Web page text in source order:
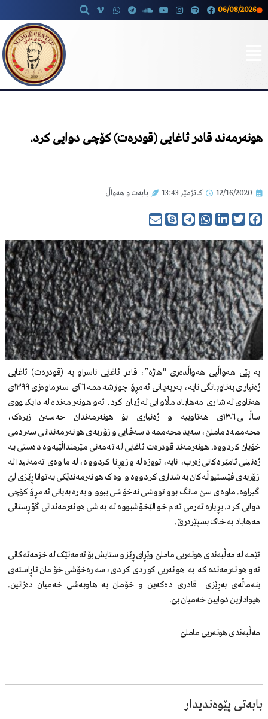
06/08/2026
هونەرمەند قادر ئاغایی (قودرەت) کۆچی دوایی کرد.
12/16/2020 کاتژمێر 13:43 بابەت و هەواڵ
بە پێی هەواڵیی هەواڵدەری “هاژە”، قادر ئاغایی ناسراو بە (قودرەت) ئاغایی
ژەنیاری بەناوبانگی نایە، بەربەیانی ئەمڕۆ چوارشەممە ٢٦ی سەرماوەزی ١٣٩٩ی
هەتاوی لە شاری مەهاباد ماڵاوایی لە ژیان کرد. ئەو هونەرمەندە لە دایکبووی
ساڵی ١٣٠٦ی هەتاوییه و ژەنیاری بۆ هونەرمەندان حەسەن زیرەک،
محەممەدماملێ، سەید محەممەد سەفایی و زۆربەی هونەرمەندانی سەردمی
خۆیان کردووە. هونەرمەند قودرەت ئاغایی لە تەمەنی مێرمنداڵێیەوە دەستی بە
ژەنینی ئامێرەکانی زەرب، نایە، تووزەلە و زوڕنا کردووە، لە ماوەی تەمەنیدا لە
زۆربەی فێستیواڵەکان بەشداری کردووە و وەک هونەرمەندێکی بەتوانا ڕێزی لێ
گیراوە. ماوەی سێ مانگ بوو تووشی نەخۆشی ببوو و بەرەبەیانی ئەمڕۆ کۆچی
دوایی کرد. بڕیاره تەرمی ئەم خوالێخۆشبووە لە بەشی هونەرمەندانی گۆڕستانی
مەهاباد بە خاک بسپێردرێ.
ئێمە لە مەڵبەندی هونەریی ماملێ وێڕای ڕێز و ستایش بۆ تەمەنێک لە خزمەتەکانی
ئەو هونەرمەندە کە بە هونەریی کوردی کردی، سەرەخۆشی خۆمان ئاڕاستەی
بنەماڵەی بەڕێزی قادری دەکەین و خۆمان بە هاوبەشی خەمیان دەزانین.
هیوادارین دوایین خەمیان بێ.
مەڵبەندی هونەریی ماملێ
بابەتی پێوەندیدار